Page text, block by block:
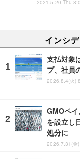
2021.5.20 Thu
インシ
支払対象
プ、社員
2026.8.4(火)
GMOペイ
を設立し
処分に
2026.7.31(金